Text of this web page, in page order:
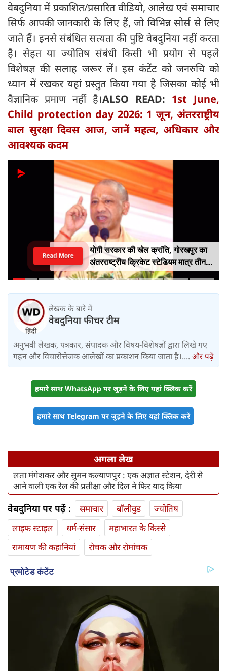
वेबदुनिया में प्रकाशित/प्रसारित वीडियो, आलेख एवं समाचार
सिर्फ आपकी जानकारी के लिए हैं, जो विभिन्न सोर्स से लिए
जाते हैं। इनसे संबंधित सत्यता की पुष्टि वेबदुनिया नहीं करता
है। सेहत या ज्योतिष संबंधी किसी भी प्रयोग से पहले
विशेषज्ञ की सलाह जरूर लें। इस कंटेंट को जनरुचि को
ध्यान में रखकर यहां प्रस्तुत किया गया है जिसका कोई भी
वैज्ञानिक प्रमाण नहीं है।ALSO READ: 1st June,
Child protection day 2026: 1 जून, अंतरराष्ट्रीय
बाल सुरक्षा दिवस आज, जानें महत्व, अधिकार और
आवश्यक कदम
योगी सरकार की खेल क्रांति, गोरखपुर का
अंतरराष्ट्रीय क्रिकेट स्टेडियम मात्र तीन
महीने में लगभग 20% तैयार
Read More
लेखक के बारे में
वेबदुनिया फीचर टीम
अनुभवी लेखक, पत्रकार, संपादक और विषय-विशेषज्ञों द्वारा लिखे गए
गहन और विचारोत्तेजक आलेखों का प्रकाशन किया जाता है।.... और पढ़ें
हमारे साथ WhatsApp पर जुड़ने के लिए यहां क्लिक करें
हमारे साथ Telegram पर जुड़ने के लिए यहां क्लिक करें
अगला लेख
लता मंगेशकर और सुमन कल्याणपुर : एक अज्ञात स्‍टेशन, देरी से
आने वाली एक रेल की प्रतीक्षा और दिल ने फिर याद किया
वेबदुनिया पर पढ़ें : समाचार बॉलीवुड
ज्योतिष
लाइफ स्‍टाइल
धर्म-संसार
महाभारत के किस्से
रामायण की कहानियां
रोचक और रोमांचक